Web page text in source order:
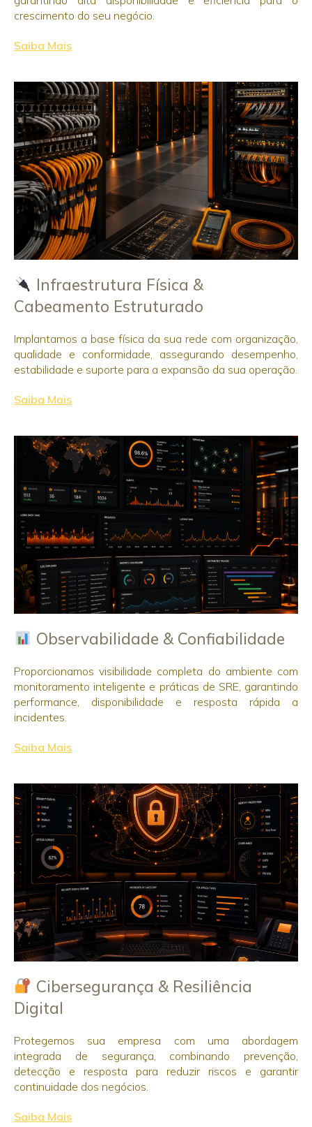
crescimento do seu negócio.
Saiba Mais
Infraestrutura Física &
Cabeamento Estruturado
Implantamos a base física da sua rede com organização,
qualidade e conformidade, assegurando desempenho,
estabilidade e suporte para a expansão da sua operação.
Saiba Mais
Observabilidade & Confiabilidade
Proporcionamos visibilidade completa do ambiente com
monitoramento inteligente e práticas de SRE, garantindo
performance, disponibilidade e resposta rápida a
incidentes.
Saiba Mais
Cibersegurança & Resiliência
Digital
Protegemos sua empresa com uma abordagem
integrada de segurança, combinando prevenção,
detecção e resposta para reduzir riscos e garantir
continuidade dos negócios.
Saiba Mais